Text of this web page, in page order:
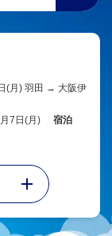
(月) 羽田 → 大阪伊
7日(月)
宿泊